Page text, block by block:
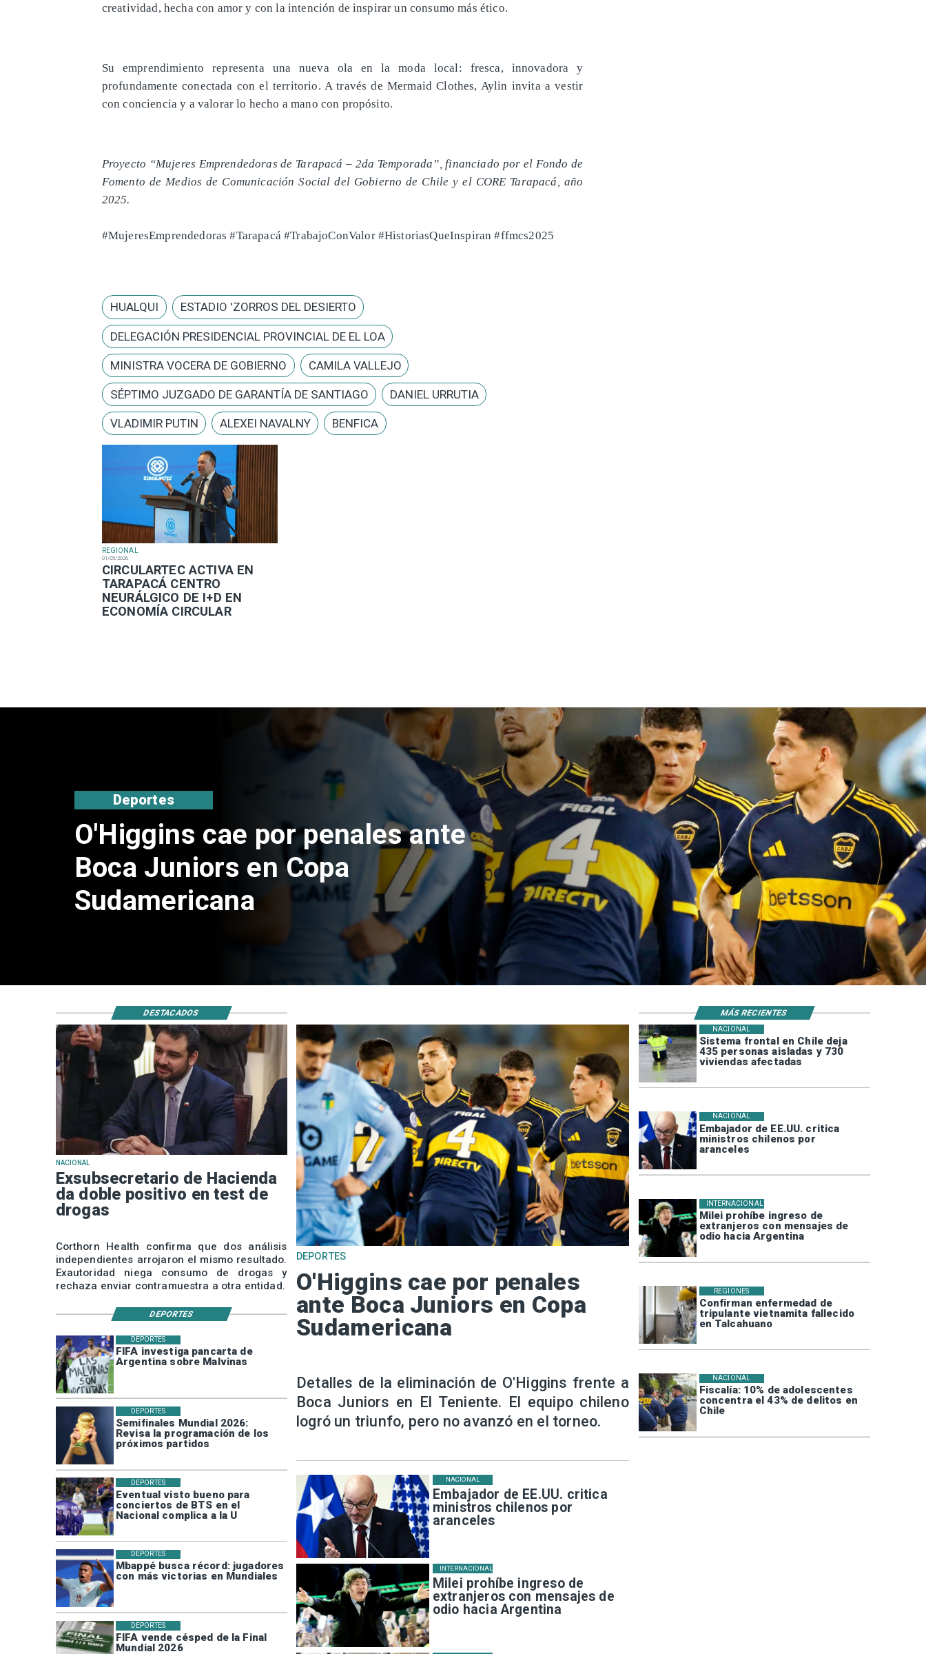
REGIONAL
01/05/2026
​CIRCULARTEC ACTIVA EN
TARAPACÁ CENTRO
NEURÁLGICO DE I+D EN
ECONOMÍA CIRCULAR
creatividad, hecha con amor y con la intención de inspirar un consumo más ético.
Su emprendimiento representa una nueva ola en la moda local: fresca, innovadora y
profundamente conectada con el territorio. A través de Mermaid Clothes, Aylin invita a vestir
con conciencia y a valorar lo hecho a mano con propósito.
Proyecto “Mujeres Emprendedoras de Tarapacá – 2da Temporada”, financiado por el Fondo de
Fomento de Medios de Comunicación Social del Gobierno de Chile y el CORE Tarapacá, año
2025.
#MujeresEmprendedoras #Tarapacá #TrabajoConValor #HistoriasQueInspiran #ffmcs2025
HUALQUI ESTADIO 'ZORROS DEL DESIERTO
DELEGACIÓN PRESIDENCIAL PROVINCIAL DE EL LOA
MINISTRA VOCERA DE GOBIERNO CAMILA VALLEJO
SÉPTIMO JUZGADO DE GARANTÍA DE SANTIAGO DANIEL URRUTIA
VLADIMIR PUTIN ALEXEI NAVALNY BENFICA
Exsubsecretario de Hacienda da
doble positivo en test de drogas
Nacional
Sistema frontal en Chile deja
435 personas aisladas y 730
viviendas afectadas
NACIONAL
Embajador de EE.UU. critica
ministros chilenos por
aranceles
NACIONAL
Milei prohíbe ingreso de
extranjeros con mensajes de
odio hacia Argentina
INTERNACIONAL
Confirman enfermedad de
tripulante vietnamita fallecido
en Talcahuano
REGIONES
Fiscalía: 10% de adolescentes
concentra el 43% de delitos en
Chile
NACIONAL
FIFA investiga pancarta de
Argentina sobre Malvinas
DEPORTES
Semifinales Mundial 2026:
Revisa la programación de los
próximos partidos
DEPORTES
Eventual visto bueno para
conciertos de BTS en el
Nacional complica a la U
DEPORTES
Mbappé busca récord: jugadores
con más victorias en Mundiales
DEPORTES
FIFA vende césped de la Final
Mundial 2026
DEPORTES
Embajador de EE.UU. critica
ministros chilenos por
aranceles
NACIONAL
Milei prohíbe ingreso de
extranjeros con mensajes de
odio hacia Argentina
INTERNACIONAL
NACIONAL
Exsubsecretario de Hacienda
da doble positivo en test de
drogas
Corthorn Health confirma que dos análisis
independientes arrojaron el mismo resultado.
Exautoridad niega consumo de drogas y
rechaza enviar contramuestra a otra entidad.
DEPORTES
O'Higgins cae por penales
ante Boca Juniors en Copa
Sudamericana
Detalles de la eliminación de O'Higgins frente a
Boca Juniors en El Teniente. El equipo chileno
logró un triunfo, pero no avanzó en el torneo.
DESTACADOS MÁS RECIENTES
DEPORTES